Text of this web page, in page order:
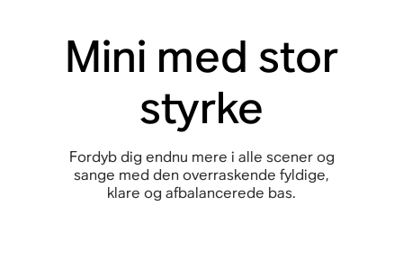
Mini med stor
styrke
Fordyb dig endnu mere i alle scener og
sange med den overraskende fyldige,
klare og afbalancerede bas.